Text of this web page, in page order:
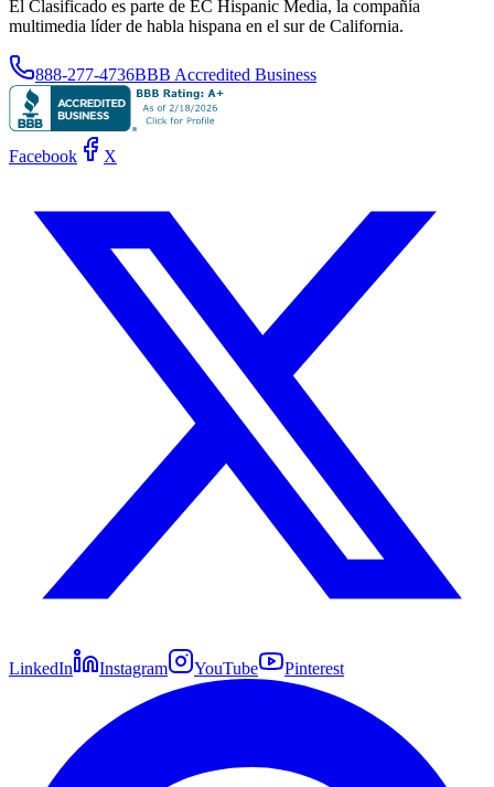
El Clasificado es parte de EC Hispanic Media, la compañía
multimedia líder de habla hispana en el sur de California.
888-277-4736BBB Accredited Business
Facebook X
LinkedIn Instagram YouTube Pinterest